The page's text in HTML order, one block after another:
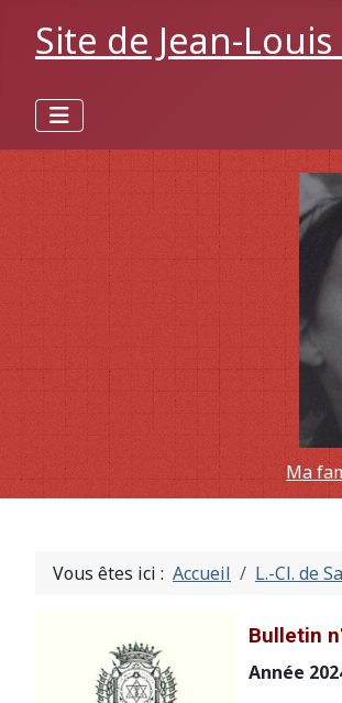
Site de Jean-
Ma
Vous êtes ici : Accueil L.-Cl. de
Bulletin
Année